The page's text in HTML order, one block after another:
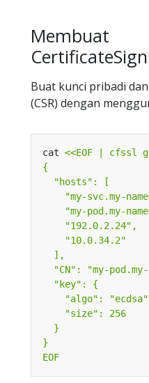
Membuat
Buat kunci pribadi
(CSR) dengan
cat
EOF